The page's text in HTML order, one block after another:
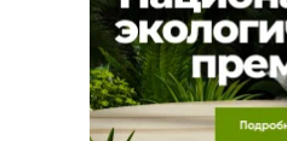
МЕЛОДРАМЫ
ФРАНЦИЯ
ГЕРМАНИЯ
СВЕТСКИЕ НОВОСТИ
СПОЙЛЕРЫ ИЗ СЕРИАЛОВ